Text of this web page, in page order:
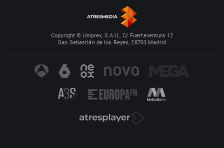
Copyright © Uniprex, S.A.U., C/ Fuerteventura 12
San Sebastián de los Reyes, 28703 Madrid